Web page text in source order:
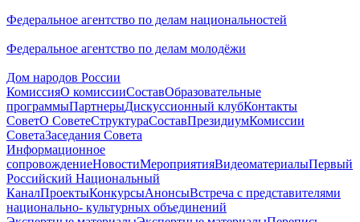
Федеральное агентство по делам национальностей
Федеральное агентство по делам молодёжи
Дом народов России
КомиссияО комиссииСоставОбразовательные
программыПартнерыДискуссионный клубКонтакты
СоветО СоветеСтруктураСоставПрезидиумКомиссии
СоветаЗаседания Совета
Информационное
сопровождениеНовостиМероприятияВидеоматериалыПервый
Российский Национальный
КаналПроектыКонкурсыАнонсыВстреча с представителями
национально- культурных объединений